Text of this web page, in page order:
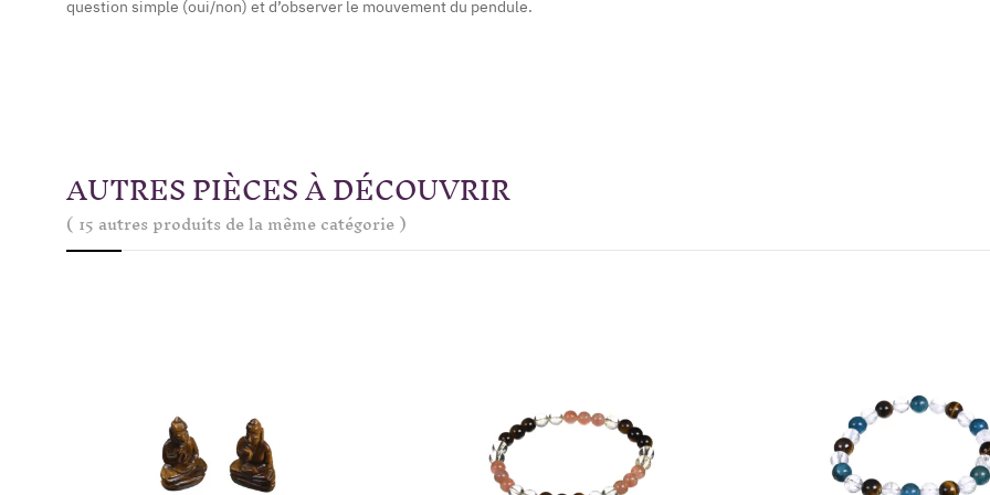
question simple (oui/non) et d’observer le mouvement du pendule.
AUTRES PIÈCES À DÉCOUVRIR
( 15 autres produits de la même catégorie )